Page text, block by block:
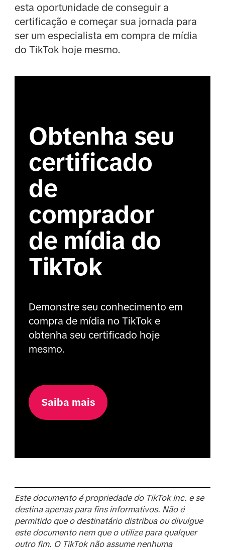
esta oportunidade de conseguir a
certificação e começar sua jornada para
ser um especialista em compra de mídia
do TikTok hoje mesmo.
Obtenha seu
certificado
de
comprador
de mídia do
TikTok
Demonstre seu conhecimento em
compra de mídia no TikTok e
obtenha seu certificado hoje
mesmo.
Saiba mais
Este documento é propriedade do TikTok Inc. e se
destina apenas para fins informativos. Não é
permitido que o destinatário distribua ou divulgue
este documento nem que o utilize para qualquer
outro fim. O TikTok não assume nenhuma